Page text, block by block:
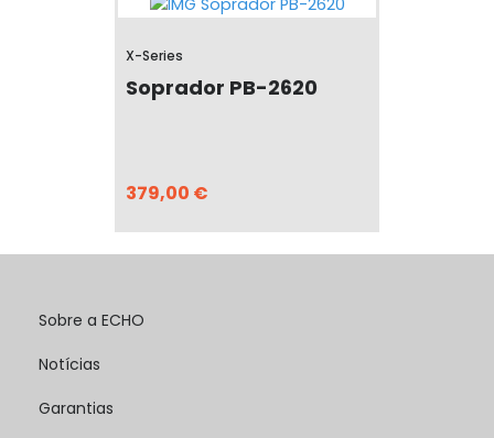
X-Series
Soprador PB-2620
379,00 €
Sobre a ECHO
Notícias
Garantias